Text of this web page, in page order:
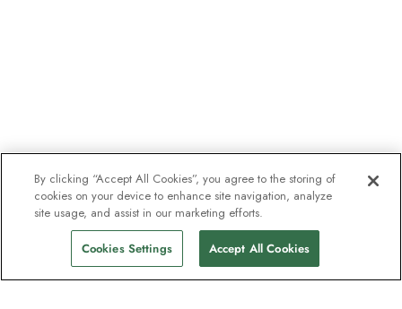
By clicking “Accept All Cookies”, you agree to the storing of
cookies on your device to enhance site navigation, analyze
site usage, and assist in our marketing efforts.
Cookies Settings Accept All Cookies